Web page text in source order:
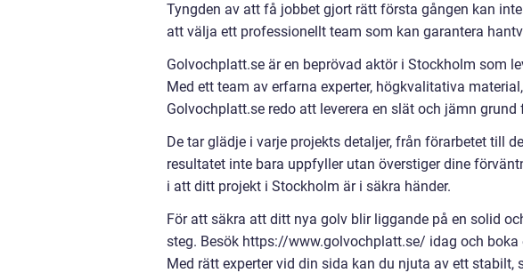
Tyngden av att få jobbet gjort rätt första gången kan
att välja ett professionellt team som kan garantera
Golvochplatt.se är en beprövad aktör i Stockholm som
Med ett team av erfarna experter, högkvalitativa
Golvochplatt.se redo att leverera en slät och jämn grund
De tar glädje i varje projekts detaljer, från förarbetet till
resultatet inte bara uppfyller utan överstiger dine
i att ditt projekt i Stockholm är i säkra händer.
För att säkra att ditt nya golv blir liggande på en solid
steg. Besök https://www.golvochplatt.se/ idag och
Med rätt experter vid din sida kan du njuta av ett